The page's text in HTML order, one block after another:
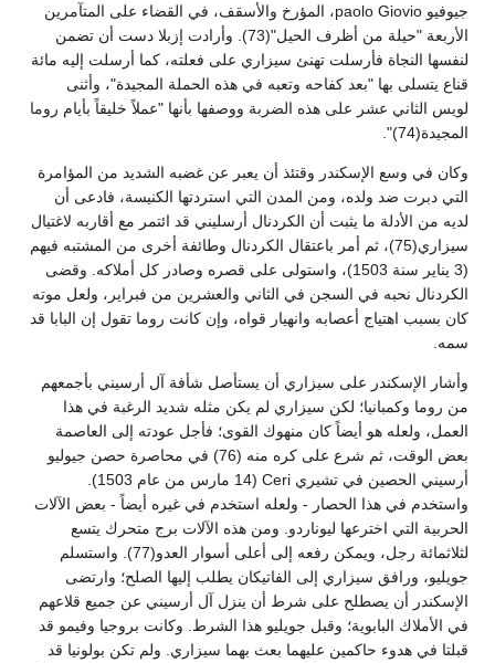
جيوفيو paolo Giovio، المؤرخ والأسقف، في القضاء على المتآمرين
الأربعة "حيلة من أظرف الحيل"(73). وأرادت إزبلا دست أن تضمن
لنفسها النجاة فأرسلت تهنئ سيزاري على فعلته، كما أرسلت إليه مائة
قناع يتسلى بها "بعد كفاحه وتعبه في هذه الحملة المجيدة"، وأثنى
لويس الثاني عشر على هذه الضربة ووصفها بأنها "عملاً خليقاً بأيام روما
المجيدة(74)".
وكان في وسع الإسكندر وقتئذ أن يعبر عن غضبه الشديد من المؤامرة
التي دبرت ضد ولده، ومن المدن التي استردتها الكنيسة، فادعى أن
لديه من الأدلة ما يثبت أن الكردنال أرسليني قد ائتمر مع أقاربه لاغتيال
سيزاري(75)، ثم أمر باعتقال الكردنال وطائفة أخرى من المشتبه فيهم
(3 يناير سنة 1503)، واستولى على قصره وصادر كل أملاكه. وقضى
الكردنال نحبه في السجن في الثاني والعشرين من فبراير، ولعل موته
كان بسبب اهتياج أعصابه وانهيار قواه، وإن كانت روما تقول إن البابا قد
سمه.
وأشار الإسكندر على سيزاري أن يستأصل شأفة آل أرسيني بأجمعهم
من روما وكمبانيا؛ لكن سيزاري لم يكن مثله شديد الرغبة في هذا
العمل، ولعله هو أيضاً كان منهوك القوى؛ فأجل عودته إلى العاصمة
بعض الوقت، ثم شرع على كره منه (76) في محاصرة حصن جيوليو
أرسيني الحصين في تشيري Ceri (14 مارس من عام 1503).
واستخدم في هذا الحصار - ولعله استخدم في غيره أيضاً - بعض الآلات
الحربية التي اخترعها ليوناردو. ومن هذه الآلات برج متحرك يتسع
لثلاثمائة رجل، ويمكن رفعه إلى أعلى أسوار العدو(77). واستسلم
جويليو، ورافق سيزاري إلى الفاتيكان يطلب إليها الصلح؛ وارتضى
الإسكندر أن يصطلح على شرط أن ينزل آل أرسيني عن جميع قلاعهم
في الأملاك البابوية؛ وقبل جويليو هذا الشرط. وكانت بروجيا وفيمو قد
قبلتا في هدوء حاكمين عليهما بعث بهما سيزاري. ولم تكن بولونيا قد